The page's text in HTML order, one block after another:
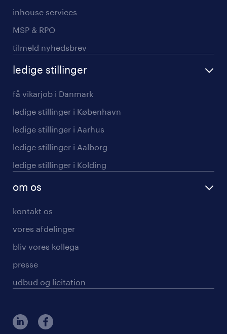
inhouse services
MSP & RPO
tilmeld nyhedsbrev
ledige stillinger
få vikarjob i Danmark
ledige stillinger i København
ledige stillinger i Aarhus
ledige stillinger i Aalborg
ledige stillinger i Kolding
om os
kontakt os
vores afdelinger
bliv vores kollega
presse
udbud og licitation